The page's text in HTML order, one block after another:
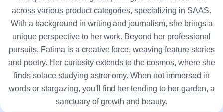
across various product categories, specializing in SAAS.
With a background in writing and journalism, she brings a
unique perspective to her work. Beyond her professional
pursuits, Fatima is a creative force, weaving feature stories
and poetry. Her curiosity extends to the cosmos, where she
finds solace studying astronomy. When not immersed in
words or stargazing, you'll find her tending to her garden, a
sanctuary of growth and beauty.